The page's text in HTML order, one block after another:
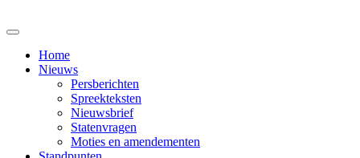
Home
Nieuws
Persberichten
Spreekteksten
Nieuwsbrief
Statenvragen
Moties en amendementen